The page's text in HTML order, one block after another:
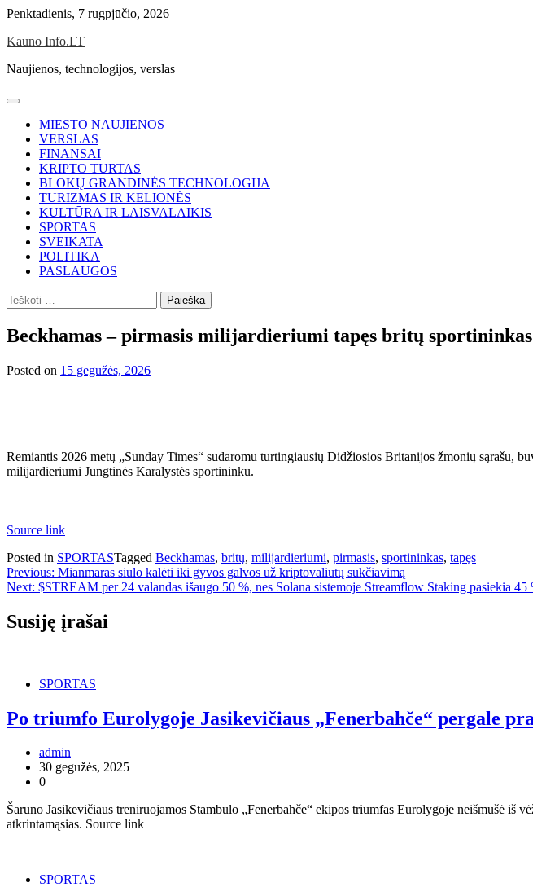
Skip
content
Penktadienis, 7 rugpjūčio, 2026
Kauno Info.LT
Naujienos, technologijos, verslas
MIESTO NAUJIENOS
VERSLAS
FINANSAI
KRIPTO TURTAS
BLOKŲ GRANDINĖS TECHNOLOGIJA
TURIZMAS IR KELIONĖS
KULTŪRA IR LAISVALAIKIS
SPORTAS
SVEIKATA
POLITIKA
PASLAUGOS
Ieškoti:
Beckhamas – pirmasis milijardieriumi tapęs britų sportininkas
Posted on 15 gegužės, 2026
Remiantis 2026 metų „Sunday Times“ sudaromu turtingiausių Didžiosios Britanijos žmonių
milijardieriumi Jungtinės Karalystės sportininku.
Source link
Posted in SPORTASTagged Beckhamas, britų, milijardieriumi, pirmasis, sportininkas, tapęs
Navigacija
tarp
įrašų
Previous: Mianmaras siūlo kalėti iki gyvos galvos už kriptovaliutų sukčiavimą
Next: $STREAM per 24 valandas išaugo 50 %, nes Solana sistemoje Streamflow Staking pasiekia 45
Susiję įrašai
SPORTAS
Po triumfo Eurolygoje Jasikevičiaus „Fenerbahče“ pergale
admin
30 gegužės, 2025
0
Šarūno Jasikevičiaus treniruojamos Stambulo „Fenerbahče“ ekipos triumfas Eurolygoje neišmušė
atkrintamąsias. Source link
SPORTAS